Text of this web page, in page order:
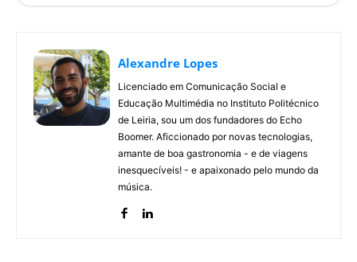
Alexandre Lopes
Licenciado em Comunicação Social e
Educação Multimédia no Instituto Politécnico
de Leiria, sou um dos fundadores do Echo
Boomer. Aficcionado por novas tecnologias,
amante de boa gastronomia - e de viagens
inesquecíveis! - e apaixonado pelo mundo da
música.